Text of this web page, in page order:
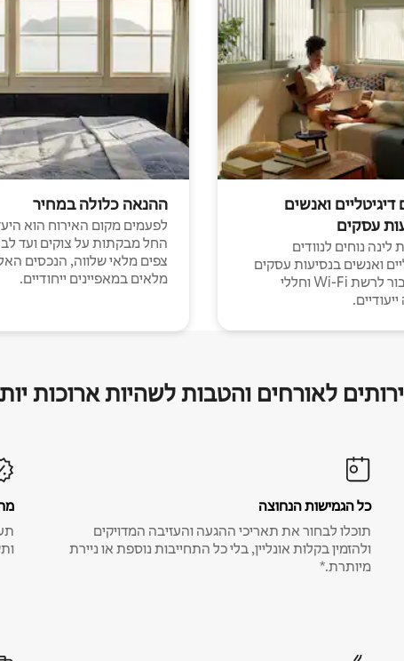
דיגיטליים ואנשים
עסקים
לינה נוחים לנוודים
ואנשים בנסיעות עסקים
עם חיבור לרשת Wi-Fi וחללי
ההנאה כלולה במחיר
לפעמים מקום האירוח הוא
החל מבקתות על צוקים ועד
צפים מלאי שלווה, הנכסים
מלאים במאפיינים ייחודיים.
לאורחים והטבות לשהיות ארוכות
כל הגמישות הנחוצה
תוכלו לבחור את תאריכי ההגעה והעזיבה המדויקים
ולהזמין בקלות אונליין, בלי כל התחייבות נוספת או ניירת
מיותרת.*